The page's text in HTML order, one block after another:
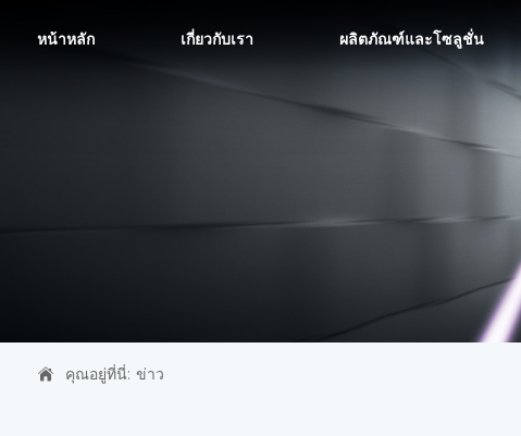
หน้าหลัก เกี่ยวกับเรา ผลิตภัณฑ์และโซลูชั่น
คุณอยู่ที่นี่: ข่าว